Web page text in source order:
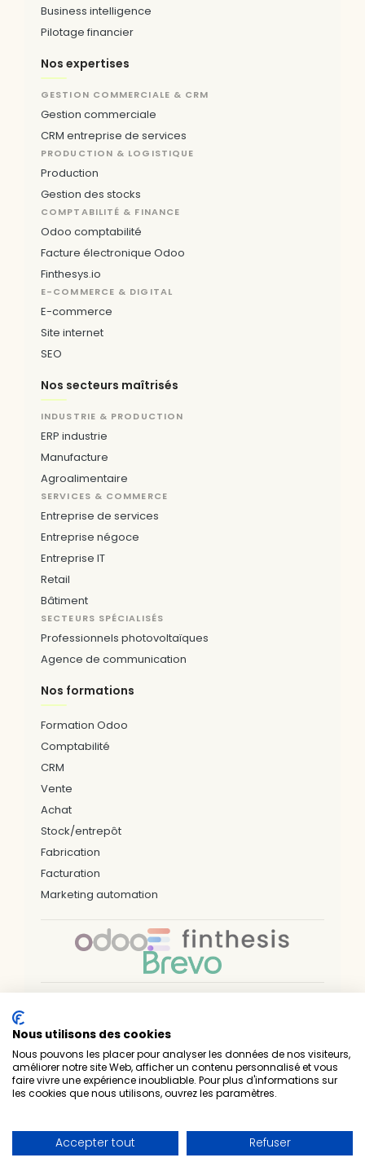
Business intelligence
Pilotage financier
Nos expertises
GESTION COMMERCIALE & CRM
Gestion commerciale
CRM entreprise de services
PRODUCTION & LOGISTIQUE
Production
Gestion des stocks
COMPTABILITÉ & FINANCE
Odoo comptabilité
Facture électronique Odoo
Finthesys.io
E-COMMERCE & DIGITAL
E-commerce
Site internet
SEO
Nos secteurs maîtrisés
INDUSTRIE & PRODUCTION
ERP industrie
Manufacture
Agroalimentaire
SERVICES & COMMERCE
Entreprise de services
Entreprise négoce
Entreprise IT
Retail
Bâtiment
SECTEURS SPÉCIALISÉS
Professionnels photovoltaïques
Agence de communication
Nos formations
Formation Odoo
Comptabilité
CRM
Vente
Achat
Stock/entrepôt
Fabrication
Facturation
Marketing automation
LILLE ARRAS DUNKERQUE
SAINT-BRIEUC
LAVAL LUXEMBOURG
Prelium — Experts techniques & métiers • Intégrateur
Politique de confidentialité•Certificat Qualiopi
2026Prelium. Tous droits réservés
Nous utilisons des cookies
Nous pouvons les placer pour analyser les données de nos visiteurs,
améliorer notre site Web, afficher un contenu personnalisé et vous
faire vivre une expérience inoubliable. Pour plus d'informations sur
les cookies que nous utilisons, ouvrez les paramètres.
Accepter tout Refuser